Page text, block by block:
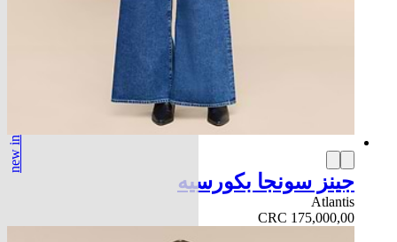
new in
جينز سونجا بكورسيه
Atlantis
CRC 175,000,00